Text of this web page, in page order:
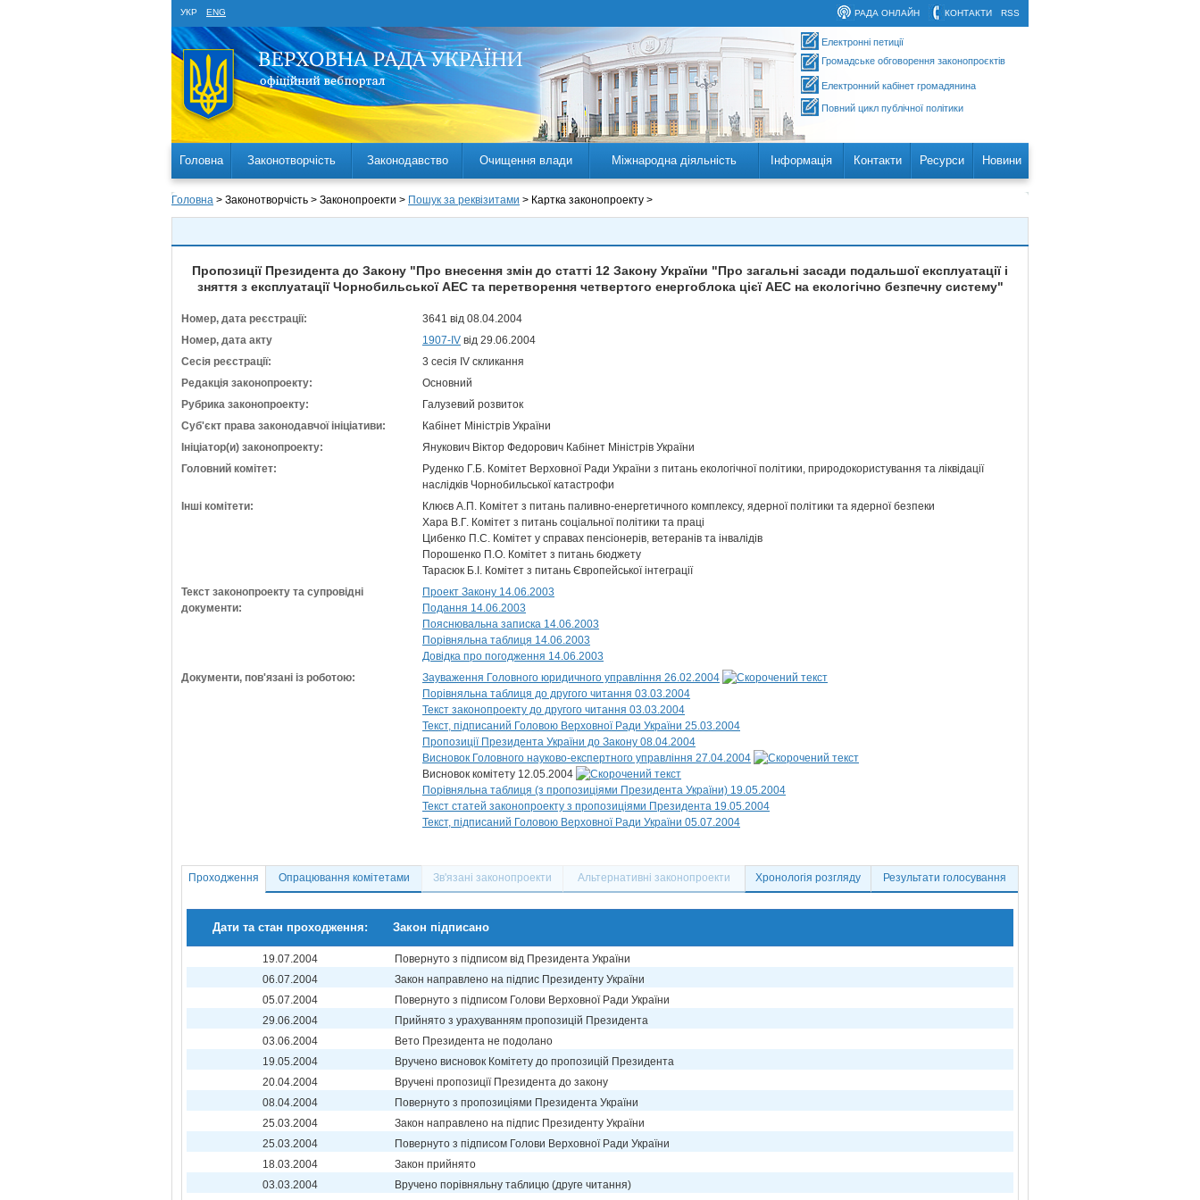
УКР ENG RSS
КОНТАКТИ
РАДА ОНЛАЙН
Електронні петиції
Громадське обговорення законопроєктів
Електронний кабінет громадянина
Повний цикл публічної політики
Головна Законотворчість Законодавство Очищення влади Міжнародна діяльність Інформація Контакти Ресурси Новини
Головна > Законотворчість > Законопроекти > Пошук за реквізитами > Картка законопроекту >
Пропозиції Президента до Закону "Про внесення змін до статті 12 Закону України "Про загальні засади подальшої експлуатації і
зняття з експлуатації Чорнобильської АЕС та перетворення четвертого енергоблока цієї АЕС на екологічно безпечну систему"
Номер, дата реєстрації:
3641 від 08.04.2004
Номер, дата акту
1907-IV від 29.06.2004
Сесія реєстрації:
3 сесія IV скликання
Редакція законопроекту:
Основний
Рубрика законопроекту:
Галузевий розвиток
Суб'єкт права законодавчої ініціативи:
Кабінет Міністрів України
Ініціатор(и) законопроекту:
Янукович Віктор Федорович Кабінет Міністрів України
Головний комітет:
Руденко Г.Б. Комітет Верховної Ради України з питань екологічної політики, природокористування та ліквідації
наслідків Чорнобильської катастрофи
Інші комітети:
Клюєв А.П. Комітет з питань паливно-енергетичного комплексу, ядерної політики та ядерної безпеки
Хара В.Г. Комітет з питань соціальної політики та праці
Цибенко П.С. Комітет у справах пенсіонерів, ветеранів та інвалідів
Порошенко П.О. Комітет з питань бюджету
Тарасюк Б.І. Комітет з питань Європейської інтеграції
Текст законопроекту та супровідні
документи:
Проект Закону 14.06.2003
Подання 14.06.2003
Пояснювальна записка 14.06.2003
Порівняльна таблиця 14.06.2003
Довідка про погодження 14.06.2003
Документи, пов'язані із роботою:
Зауваження Головного юридичного управління 26.02.2004
Порівняльна таблиця до другого читання 03.03.2004
Текст законопроекту до другого читання 03.03.2004
Текст, підписаний Головою Верховної Ради України 25.03.2004
Пропозиції Президента України до Закону 08.04.2004
Висновок Головного науково-експертного управління 27.04.2004
Висновок комітету 12.05.2004
Порівняльна таблиця (з пропозиціями Президента України) 19.05.2004
Текст статей законопроекту з пропозиціями Президента 19.05.2004
Текст, підписаний Головою Верховної Ради України 05.07.2004
Проходження Опрацювання комітетами Зв'язані законопроекти Альтернативні законопроекти Хронологія розгляду Результати голосування
Дати та стан проходження: Закон підписано
19.07.2004
Повернуто з підписом від Президента України
06.07.2004
Закон направлено на підпис Президенту України
05.07.2004
Повернуто з підписом Голови Верховної Ради України
29.06.2004
Прийнято з урахуванням пропозицій Президента
03.06.2004
Вето Президента не подолано
19.05.2004
Вручено висновок Комітету до пропозицій Президента
20.04.2004
Вручені пропозиції Президента до закону
08.04.2004
Повернуто з пропозиціями Президента України
25.03.2004
Закон направлено на підпис Президенту України
25.03.2004
Повернуто з підписом Голови Верховної Ради України
18.03.2004
Закон прийнято
03.03.2004
Вручено порівняльну таблицю (друге читання)